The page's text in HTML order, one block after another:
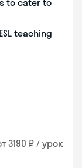
to cater to
teaching
3190 ₽ / урок